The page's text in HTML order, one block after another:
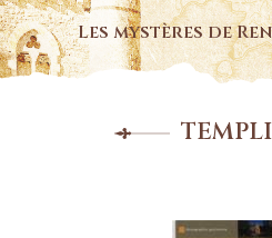
Les mystères de